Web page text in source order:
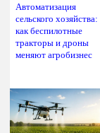
Автоматизация
сельского хозяйства:
как беспилотные
тракторы и дроны
меняют агробизнес